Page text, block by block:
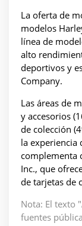
La oferta de
modelos
línea de
alto
deportivos y
Company.
Las áreas de
y accesorios
de colección
la experiencia
complementa
Inc., que
de tarjetas de
Nota: El texto
fuentes